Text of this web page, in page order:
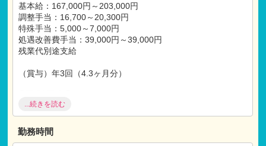
基本給：167,000円～203,000円
調整手当：16,700～20,300円
特殊手当：5,000～7,000円
処遇改善費手当：39,000円～39,000円
残業代別途支給
（賞与）年3回（4.3ヶ月分）
社会保険完備（健康
昇給年1回
退職金制度あり（勤続1年以上）
交通費支給（上限30,000円）
...続きを読む
勤務時間